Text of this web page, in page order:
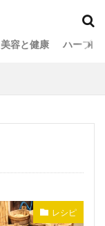
美容と健康 ハーブ
レシピ